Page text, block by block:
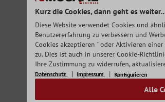
Kurz die Cookies, dann geht es
Diese Website verwendet Cookies und
Benutzererfahrung zu verbessern und
Cookies akzeptieren " oder Aktivieren
zu. Dies ist auch in unserer Cookie-
Ihre Zustimmung zu widerrufen,
Datenschutz Impressum Konfigurieren
Alle